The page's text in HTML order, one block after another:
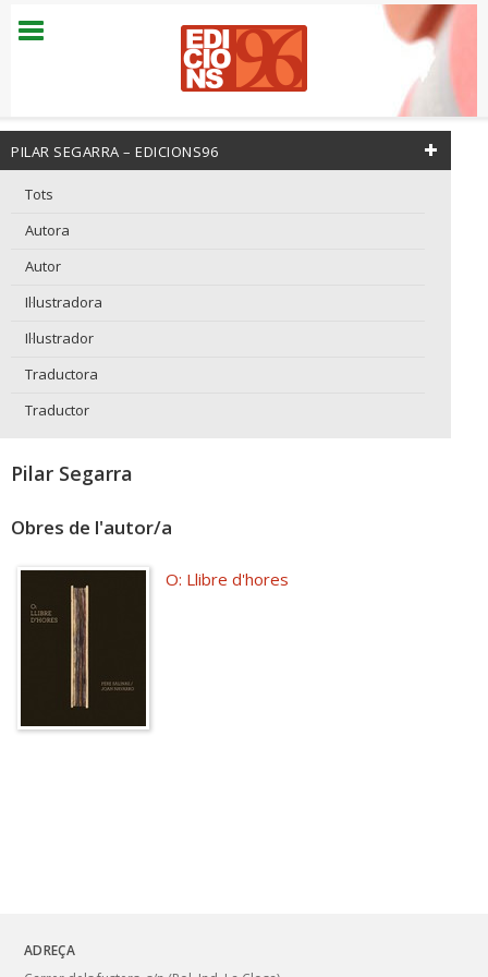
PILAR SEGARRA – EDICIONS96
Tots
Autora
Autor
Il·lustradora
Il·lustrador
Traductora
Traductor
Pilar Segarra
Obres de l'autor/a
O: Llibre d'hores
ADREÇA